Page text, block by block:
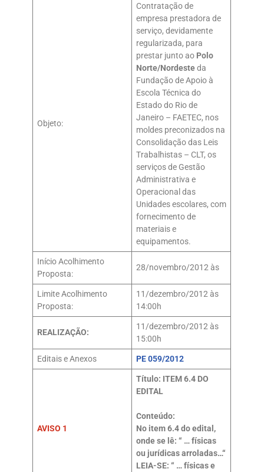
Objeto:
Contratação de
empresa prestadora de
serviço, devidamente
regularizada, para
prestar junto ao Polo
Norte/Nordesteda
Fundação de Apoio à
Escola Técnica do
Estado do Rio de
Janeiro – FAETEC, nos
moldes preconizados na
Consolidação das Leis
Trabalhistas – CLT, os
serviços de Gestão
Administrativa e
Operacional das
Unidades escolares, com
fornecimento de
materiais e
equipamentos.
Início Acolhimento
Proposta:
28/novembro/2012 às
Limite Acolhimento
Proposta:
11/dezembro/2012 às
14:00h
REALIZAÇÃO:
11/dezembro/2012 às
15:00h
Editais e Anexos PE 059/2012
AVISO 1
Título: ITEM 6.4 DO
EDITAL
Conteúdo:
No item 6.4 do edital,
onde se lê: “ … físicas
ou jurídicas arroladas…“
LEIA-SE: “ … físicas e